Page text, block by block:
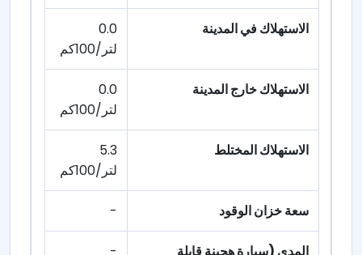
الاستهلاك في المدينة
0.0
لتر/100كم
الاستهلاك خارج المدينة
0.0
لتر/100كم
الاستهلاك المختلط
5.3
لتر/100كم
سعة خزان الوقود -
المدى (سيارة هجينة قابلة
-